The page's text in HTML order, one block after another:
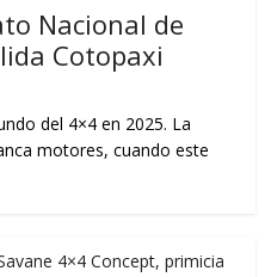
Nacional de
Cotopaxi
del 4×4 en 2025. La
motores, cuando este
4×4 Concept, primicia